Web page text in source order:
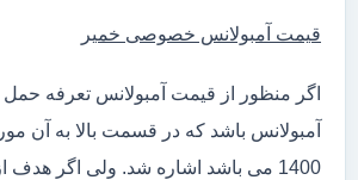
قیمت آمبولانس خصوصی خمیر
اگر منظور از قیمت آمبولانس تعرفه
آمبولانس باشد که در قسمت بالا به آن
1400 می باشد اشاره شد. ولی اگر